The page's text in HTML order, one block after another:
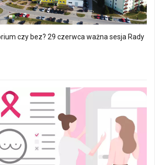
czy bez? 29 czerwca ważna sesja Rady